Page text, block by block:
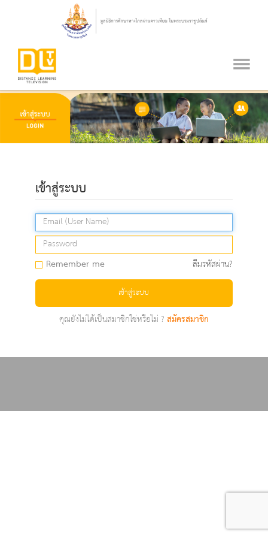
เข้าสู่ระบบ
Remember me ลืมรหัสผ่าน?
เข้าสู่ระบบ
คุณยังไม่ได้เป็นสมาชิกใช่หรือไม่ ?สมัครสมาชิก